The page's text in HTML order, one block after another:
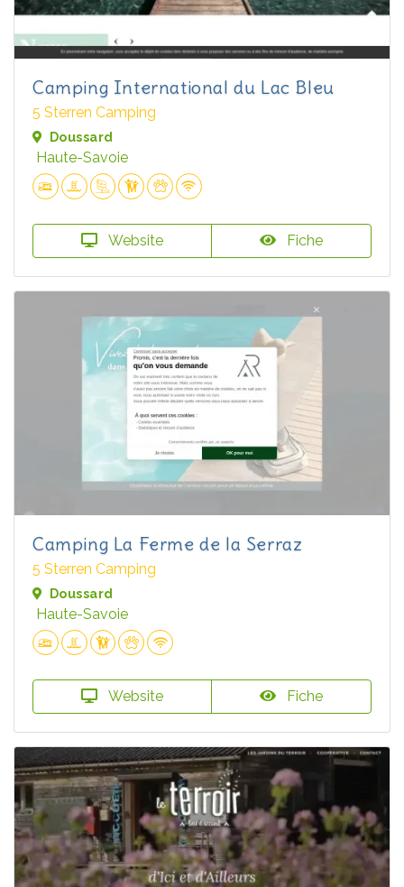
Camping International du Lac Bleu
5 Sterren Camping
Doussard
Haute-Savoie
Website Fiche
Camping La Ferme de la Serraz
5 Sterren Camping
Doussard
Haute-Savoie
Website Fiche